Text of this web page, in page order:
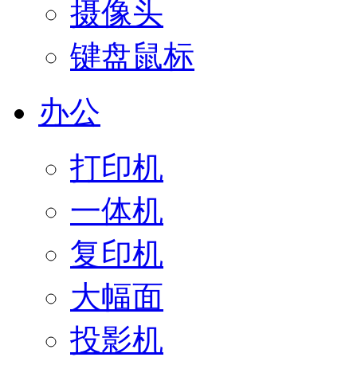
摄像头
键盘鼠标
办公
打印机
一体机
复印机
大幅面
投影机